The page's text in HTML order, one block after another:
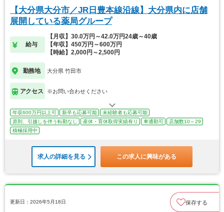
【大分県大分市／JR日豊本線沿線】大分県内に店舗
展開している薬局グループ
給与
【月収】30.0万円～42.0万円24歳～40歳
【年収】450万円～600万円
【時給】2,000円～2,500円
勤務地 大分県 竹田市
アクセス ※お問い合わせください
年収600万円以上可 新卒も応募可能
未経験者も応募可能
原則、引越しを伴う転勤なし
産休・育休取得実績有り 車通勤可
店舗数10～29
積極採用中
求人の詳細を見る この求人に興味がある
更新日：2026年5月18日 保存する